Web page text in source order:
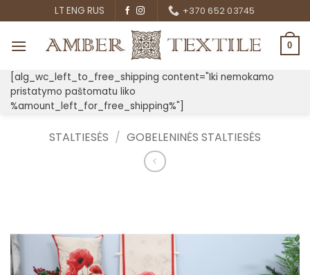
to
content
LT ENG RUS +370 652 03745
0
[alg_wc_left_to_free_shipping content="Iki nemokamo
pristatymo paštomatu liko
%amount_left_for_free_shipping%"]
STALTIESĖS / GOBELENINĖS STALTIESĖS